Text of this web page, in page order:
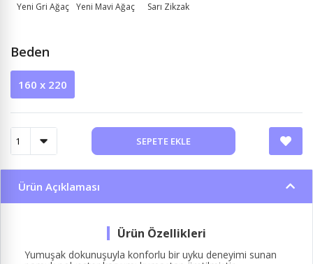
Yeni Gri Ağaç Yeni Mavi Ağaç Sarı Zikzak
Beden
160 x 220
SEPETE EKLE
Ürün Açıklaması
Yumuşak dokunuşuyla konforlu bir uyku deneyimi sunan